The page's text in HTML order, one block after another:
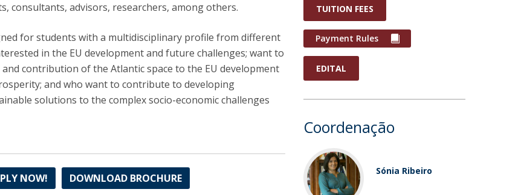
consultants, advisors, researchers, among others.
for students with a multidisciplinary profile from different
in the EU development and future challenges; want to
contribution of the Atlantic space to the EU development
and who want to contribute to developing
solutions to the complex socio-economic challenges
NOW! DOWNLOAD BROCHURE
TUITION FEES
Payment Rules
EDITAL
Coordenação
Sónia Ribeiro